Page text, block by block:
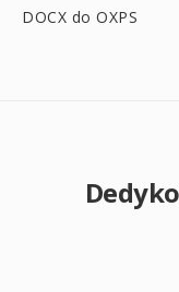
DOCX do OXPS